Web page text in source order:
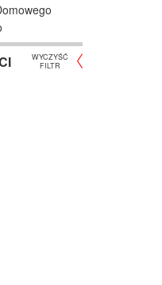
WYCZYŚĆ
FILTR